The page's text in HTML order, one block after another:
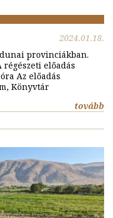
2024.01.18.
provinciákban.
előadás
Az előadás
Könyvtár
tovább